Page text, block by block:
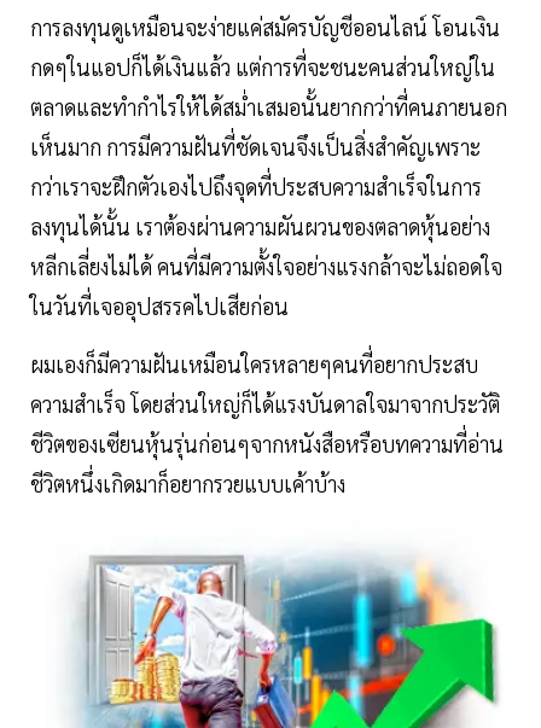
การลงทุนดูเหมือนจะง่ายแค่สมัครบัญชีออนไลน์ โอนเงิน
กดๆในแอปก็ได้เงินแล้ว แต่การที่จะชนะคนส่วนใหญ่ใน
ตลาดและทำกำไรให้ได้สม่ำเสมอนั้นยากกว่าที่คนภายนอก
เห็นมาก การมีความฝันที่ชัดเจนจึงเป็นสิ่งสำคัญเพราะ
กว่าเราจะฝึกตัวเองไปถึงจุดที่ประสบความสำเร็จในการ
ลงทุนได้นั้น เราต้องผ่านความผันผวนของตลาดหุ้นอย่าง
หลีกเลี่ยงไม่ได้ คนที่มีความตั้งใจอย่างแรงกล้าจะไม่ถอดใจ
ในวันที่เจออุปสรรคไปเสียก่อน
ผมเองก็มีความฝันเหมือนใครหลายๆคนที่อยากประสบ
ความสำเร็จ โดยส่วนใหญ่ก็ได้แรงบันดาลใจมาจากประวัติ
ชีวิตของเซียนหุ้นรุ่นก่อนๆจากหนังสือหรือบทความที่อ่าน
ชีวิตหนึ่งเกิดมาก็อยากรวยแบบเค้าบ้าง